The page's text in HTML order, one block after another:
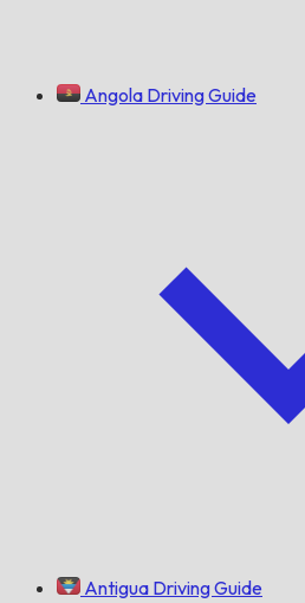
Angola Driving Guide
Antigua Driving Guide